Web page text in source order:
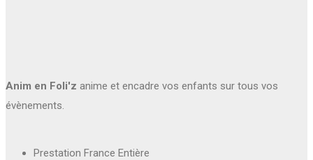
Anim en Foli'z anime et encadre vos enfants sur tous vos
évènements.
Prestation France Entière